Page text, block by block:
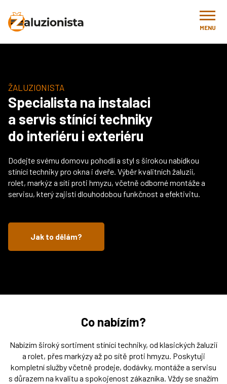
MENU
ŽALUZIONISTA
Specialista na instalaci
a servis stínící techniky
do interiéru i exteriéru
Dodejte svému domovu pohodlí a styl s širokou nabídkou
stínící techniky pro okna i dveře. Výběr kvalitních žaluzií,
rolet, markýz a sítí proti hmyzu, včetně odborné montáže a
servisu, který zajistí dlouhodobou funkčnost a efektivitu.
Jak to dělám?
Co nabízím?
Nabízím široký sortiment stínící techniky, od klasických žaluzií
a rolet, přes markýzy až po sítě proti hmyzu. Poskytuji
kompletní služby včetně prodeje, dodávky, montáže a servisu
s důrazem na kvalitu a spokojenost zákazníka. Vždy se snažím